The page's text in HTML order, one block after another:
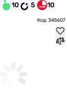
10 5 10
Код: 345607